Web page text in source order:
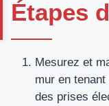
Étapes
Mesurez et
mur en
des prises